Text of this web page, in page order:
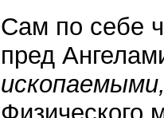
Сам по себе
пред